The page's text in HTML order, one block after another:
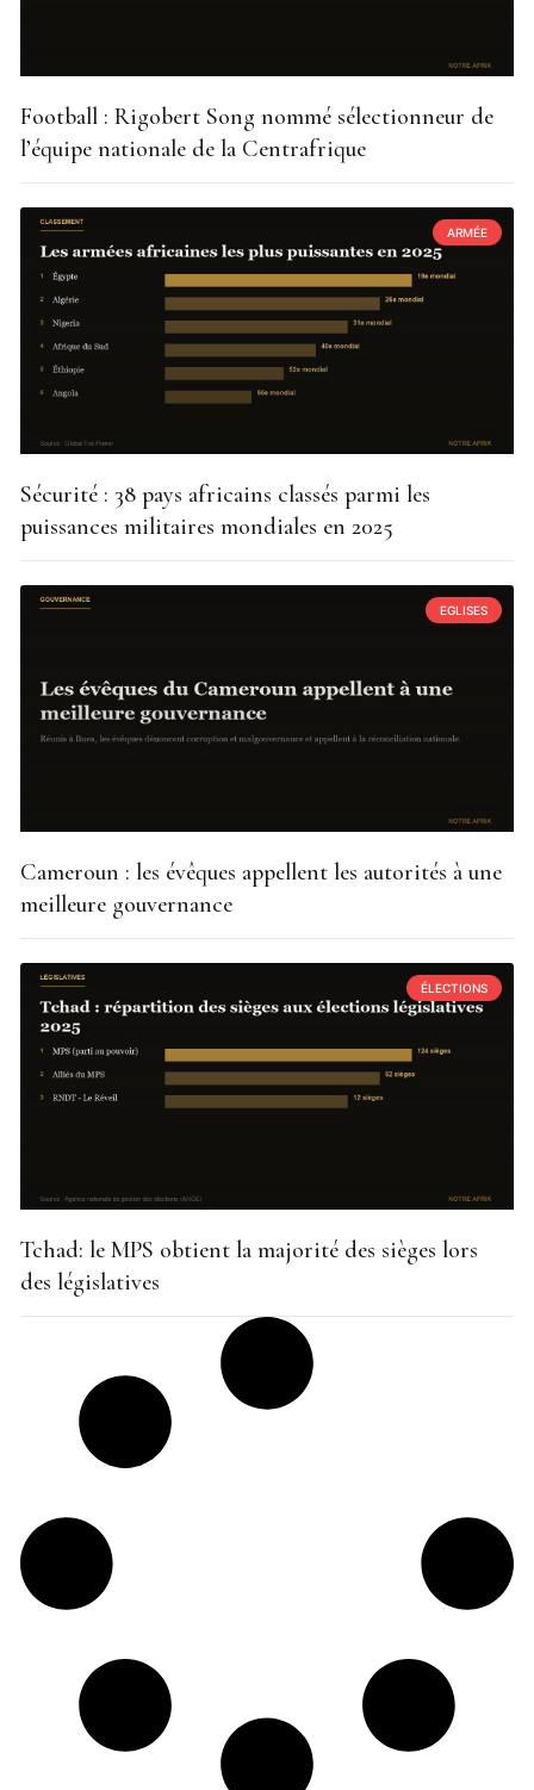
Football : Rigobert Song nommé sélectionneur de
l’équipe nationale de la Centrafrique
ARMÉE
Sécurité : 38 pays africains classés parmi les
puissances militaires mondiales en 2025
EGLISES
Cameroun : les évêques appellent les autorités à une
meilleure gouvernance
ÉLECTIONS
Tchad: le MPS obtient la majorité des sièges lors
des législatives